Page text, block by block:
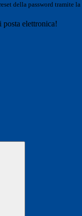
della password tramite la
elettronica!